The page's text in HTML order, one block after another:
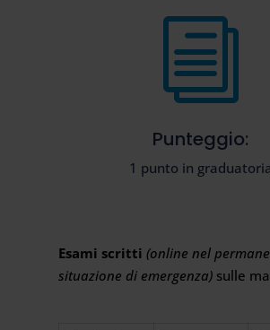
i
Punteggio:
1 punto in graduatoria
Esami scritti (online nel
situazione di emergenza)sulle